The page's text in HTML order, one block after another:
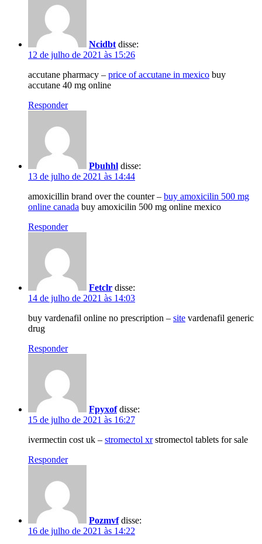
Ncidbt disse:
12 de julho de 2021 às 15:26
accutane pharmacy – price of accutane in mexico buy
accutane 40 mg online
Responder
Pbuhhl disse:
13 de julho de 2021 às 14:44
amoxicillin brand over the counter – buy amoxicilin 500 mg
online canada buy amoxicilin 500 mg online mexico
Responder
Fetclr disse:
14 de julho de 2021 às 14:03
buy vardenafil online no prescription – site vardenafil generic
drug
Responder
Fpyxof disse:
15 de julho de 2021 às 16:27
ivermectin cost uk – stromectol xrstromectol tablets for sale
Responder
Pozmvf disse:
16 de julho de 2021 às 14:22